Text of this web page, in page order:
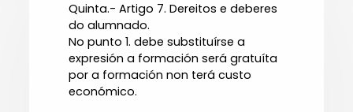
Quinta.- Artigo 7. Dereitos e deberes
do alumnado.
No punto 1. debe substituírse a
expresión a formación será gratuíta
por a formación non terá custo
económico.